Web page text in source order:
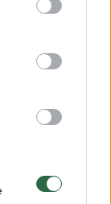
universiteto
kad